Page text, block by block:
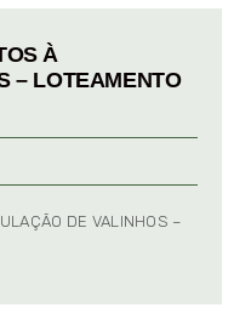
À
– LOTEAMENTO
DE VALINHOS –